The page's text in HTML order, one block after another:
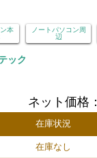
本
ノートパソコン周
辺
ック
ネット価格：
在庫状況
在庫なし